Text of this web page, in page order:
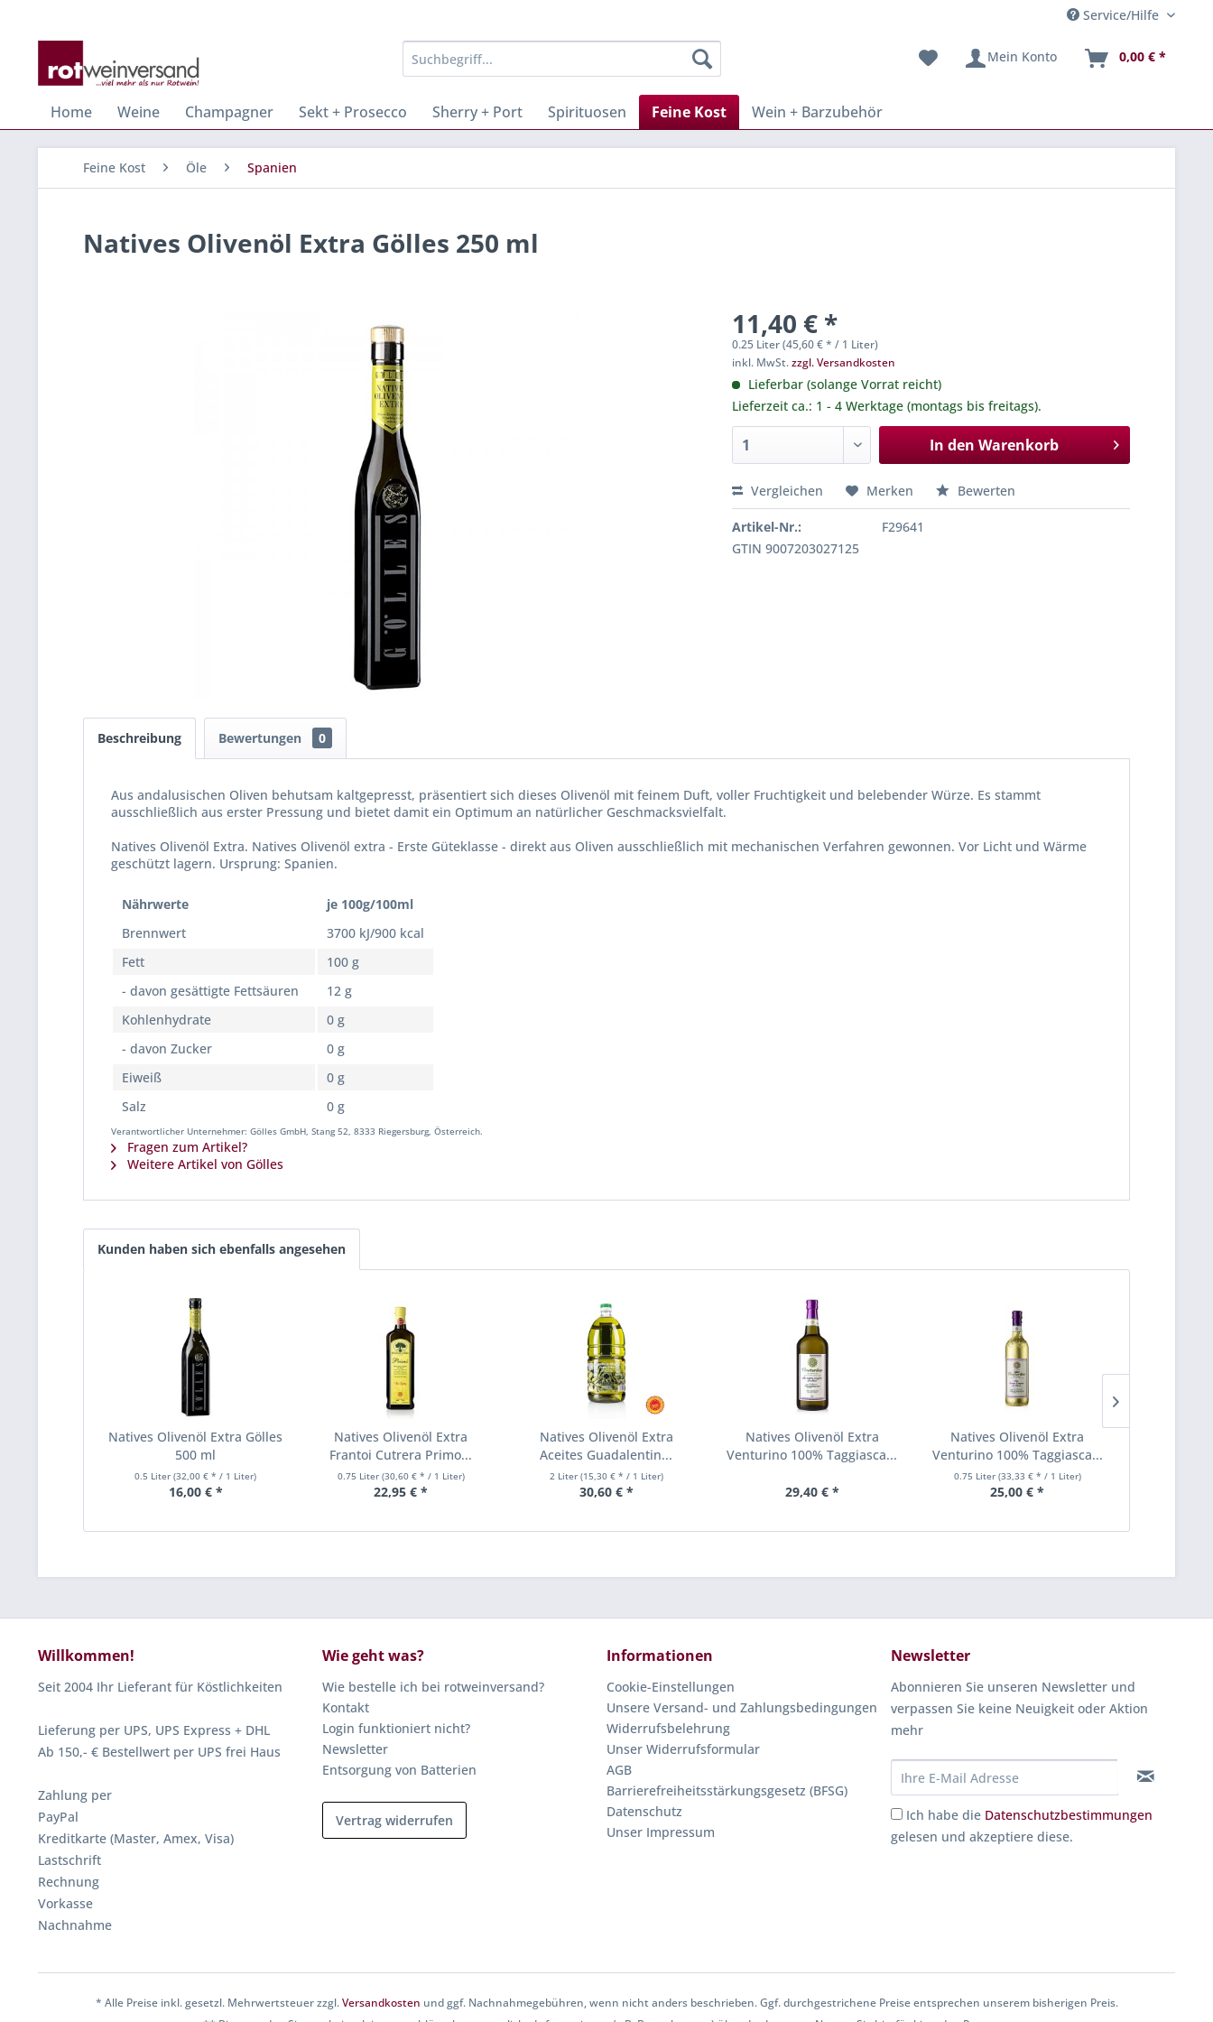
Service/Hilfe
Mein Konto 0,00 € *
Home Weine Champagner Sekt + Prosecco Sherry + Port Spirituosen Feine Kost Wein + Barzubehör
Feine Kost Öle Spanien
Natives Olivenöl Extra Gölles 250 ml
11,40 € *
0.25 Liter (45,60 € * / 1 Liter)
inkl. MwSt.zzgl. Versandkosten
Lieferbar (solange Vorrat reicht)
Lieferzeit ca.: 1 - 4 Werktage (montags bis freitags).
In den Warenkorb
Vergleichen Merken Bewerten
Artikel-Nr.:
F29641
GTIN 9007203027125
Beschreibung Bewertungen 0
Aus andalusischen Oliven behutsam kaltgepresst, präsentiert sich dieses Olivenöl mit feinem Duft, voller Fruchtigkeit und belebender Würze. Es stammt
ausschließlich aus erster Pressung und bietet damit ein Optimum an natürlicher Geschmacksvielfalt.
Natives Olivenöl Extra. Natives Olivenöl extra - Erste Güteklasse - direkt aus Oliven ausschließlich mit mechanischen Verfahren gewonnen. Vor Licht und Wärme
geschützt lagern. Ursprung: Spanien.
Nährwerte
je 100g/100ml
Brennwert
3700 kJ/900 kcal
Fett
100 g
- davon gesättigte Fettsäuren
12 g
Kohlenhydrate
0 g
- davon Zucker
0 g
Eiweiß
0 g
Salz
0 g
Verantwortlicher Unternehmer: Gölles GmbH, Stang 52, 8333 Riegersburg, Österreich.
Fragen zum Artikel?
Weitere Artikel von Gölles
Kunden haben sich ebenfalls angesehen
Natives Olivenöl Extra Gölles
500 ml
0.5 Liter(32,00 € * / 1 Liter)
16,00 € *
Natives Olivenöl Extra
Frantoi Cutrera Primo...
0.75 Liter (30,60 € * / 1 Liter)
22,95 € *
Natives Olivenöl Extra
Aceites Guadalentin...
2 Liter (15,30 € * / 1 Liter)
30,60 € *
Natives Olivenöl Extra
Venturino 100% Taggiasca...
29,40 € *
Natives Olivenöl Extra
Venturino 100% Taggiasca...
0.75 Liter (33,33 € * / 1 Liter)
25,00 € *
Willkommen!
Seit 2004 Ihr Lieferant für Köstlichkeiten
Lieferung per UPS, UPS Express + DHL
Ab 150,- € Bestellwert per UPS frei Haus
Zahlung per
PayPal
Kreditkarte (Master, Amex, Visa)
Lastschrift
Rechnung
Vorkasse
Nachnahme
Wie geht was?
Wie bestelle ich bei rotweinversand?
Kontakt
Login funktioniert nicht?
Newsletter
Entsorgung von Batterien
Vertrag widerrufen
Informationen
Cookie-Einstellungen
Unsere Versand- und Zahlungsbedingungen
Widerrufsbelehrung
Unser Widerrufsformular
AGB
Barrierefreiheitsstärkungsgesetz (BFSG)
Datenschutz
Unser Impressum
Newsletter
Abonnieren Sie unseren Newsletter und
verpassen Sie keine Neuigkeit oder Aktion
mehr
Ich habe die Datenschutzbestimmungen
gelesen und akzeptiere diese.
* Alle Preise inkl. gesetzl. Mehrwertsteuer zzgl.Versandkosten und ggf. Nachnahmegebühren, wenn nicht anders beschrieben. Ggf. durchgestrichene Preise entsprechen unserem bisherigen Preis.